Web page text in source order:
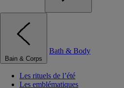
Bain & Corps
Bath & Body
Les rituels de l’été
Les emblématiques